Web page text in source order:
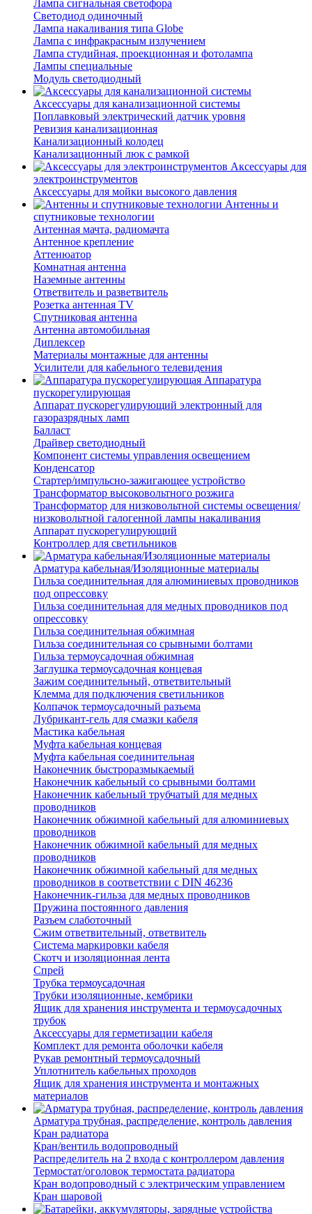
Лампа сигнальная светофора
Светодиод одиночный
Лампа накаливания типа Globe
Лампа с инфракрасным излучением
Лампа студийная, проекционная и фотолампа
Лампы специальные
Модуль светодиодный
Аксессуары для канализационной системы
Поплавковый электрический датчик уровня
Ревизия канализационная
Канализационный колодец
Канализационный люк с рамкой
Аксессуары для
электроинструментов
Аксессуары для мойки высокого давления
Антенны и
спутниковые технологии
Антенная мачта, радиомачта
Антенное крепление
Аттенюатор
Комнатная антенна
Наземные антенны
Ответвитель и разветвитель
Розетка антенная TV
Спутниковая антенна
Антенна автомобильная
Диплексер
Материалы монтажные для антенны
Усилители для кабельного телевидения
Аппаратура
пускорегулирующая
Аппарат пускорегулирующий электронный для
газоразрядных ламп
Балласт
Драйвер светодиодный
Компонент системы управления освещением
Конденсатор
Стартер/импульсно-зажигающее устройство
Трансформатор высоковольтного розжига
Трансформатор для низковольтной системы освещения/
низковольтной галогенной лампы накаливания
Аппарат пускорегулирующий
Контроллер для светильников
Арматура кабельная/Изоляционные материалы
Гильза соединительная для алюминиевых проводников
под опрессовку
Гильза соединительная для медных проводников под
опрессовку
Гильза соединительная обжимная
Гильза соединительная со срывными болтами
Гильза термоусадочная обжимная
Заглушка термоусадочная концевая
Зажим соединительный, ответвительный
Клемма для подключения светильников
Колпачок термоусадочный разъема
Лубрикант-гель для смазки кабеля
Мастика кабельная
Муфта кабельная концевая
Муфта кабельная соединительная
Наконечник быстроразмыкаемый
Наконечник кабельный со срывными болтами
Наконечник кабельный трубчатый для медных
проводников
Наконечник обжимной кабельный для алюминиевых
проводников
Наконечник обжимной кабельный для медных
проводников
Наконечник обжимной кабельный для медных
проводников в соответствии с DIN 46236
Наконечник-гильза для медных проводников
Пружина постоянного давления
Разъем слаботочный
Сжим ответвительный, ответвитель
Система маркировки кабеля
Скотч и изоляционная лента
Спрей
Трубка термоусадочная
Трубки изоляционные, кембрики
Ящик для хранения инструмента и термоусадочных
трубок
Аксессуары для герметизации кабеля
Комплект для ремонта оболочки кабеля
Рукав ремонтный термоусадочный
Уплотнитель кабельных проходов
Ящик для хранения инструмента и монтажных
материалов
Арматура трубная, распределение, контроль давления
Кран радиатора
Кран/вентиль водопроводный
Распределитель на 2 входа с контроллером давления
Термостат/оголовок термостата радиатора
Кран водопроводный с электрическим управлением
Кран шаровой